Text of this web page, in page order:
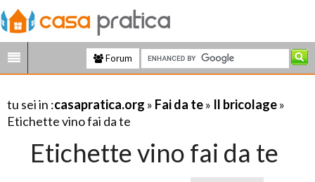
Forum
tu sei in :casapratica.org » Fai da te» Il bricolage»
Etichette vino fai da te
Etichette vino fai da te